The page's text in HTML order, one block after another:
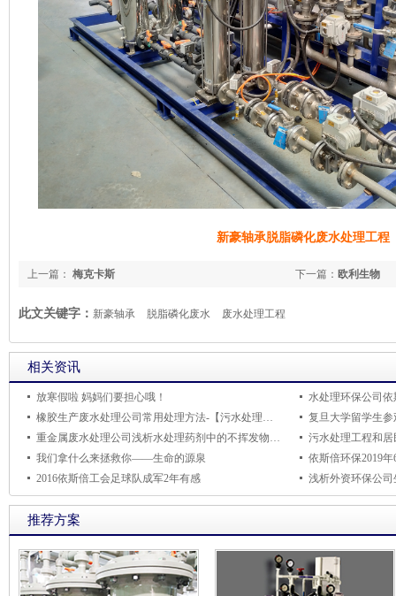
新豪轴承脱脂磷化废水处理工程
下一篇： 欧利生物
上一篇： 梅克卡斯
此文关键字： 新豪轴承 脱脂磷化废水 废水处理工程
相关资讯
放寒假啦 妈妈们要担心哦！
橡胶生产废水处理公司常用处理方法-【污水处理设备环保知识】
复旦大学留学生参
重金属废水处理公司浅析水处理药剂中的不挥发物(残留物)指标
污水处理工程和
我们拿什么来拯救你——生命的源泉
依斯倍环保2019
2016依斯倍工会足球队成军2年有感
推荐方案